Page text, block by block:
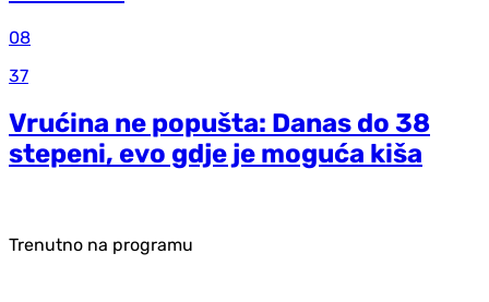
08
37
Vrućina ne popušta: Danas do 38
stepeni, evo gdje je moguća kiša
Trenutno na programu